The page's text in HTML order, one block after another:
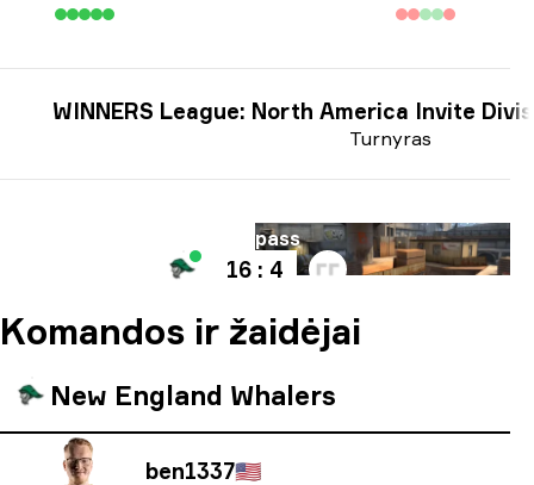
Turnyras
WINNERS League: North America Invite
Overpass
16 : 4
Komandos ir žaidėjai
New England Whalers
ben1337🇺🇸